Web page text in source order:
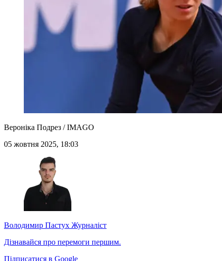
Вероніка Подрез / IMAGO
05 жовтня 2025, 18:03
Володимир Пастух Журналіст
Дізнавайся про перемоги першим.
Підписатися в Google